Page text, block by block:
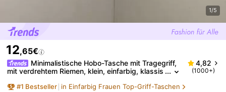
1/5
12,65€
Minimalistische Hobo-Tasche mit Tragegriff,
mit verdrehtem Riemen, klein, einfarbig, klassis
perfekt für Büro und Arbeit, ästhetisch
4,82
(1000+)
#1 Bestseller in Einfarbig Frauen Top-Griff-Taschen